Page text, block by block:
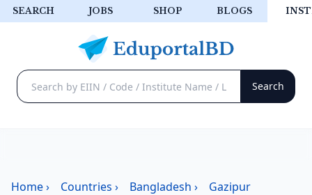
SEARCH JOBS SHOP BLOGS
Home› Countries › Bangladesh › Gazipur